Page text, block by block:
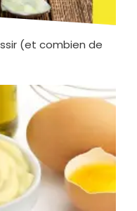
(et combien de